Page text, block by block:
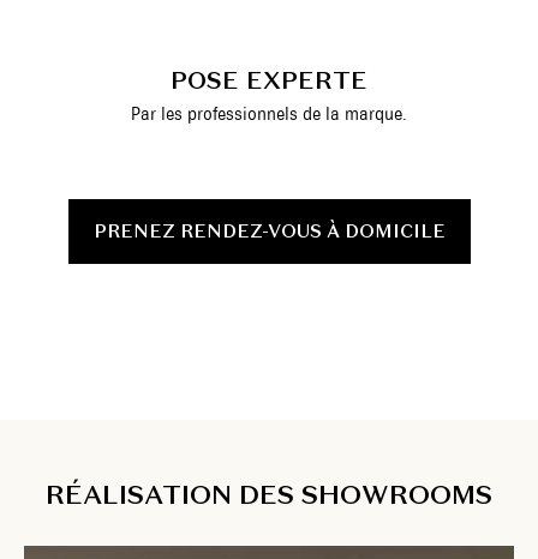
POSE EXPERTE
Par les professionnels de la marque.
PRENEZ RENDEZ-VOUS À DOMICILE
RÉALISATION DES SHOWROOMS